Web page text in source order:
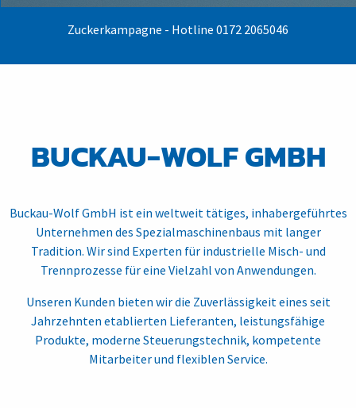
Zuckerkampagne - Hotline 0172 2065046
BUCKAU-WOLF GMBH
Buckau-Wolf GmbH ist ein weltweit tätiges, inhabergeführtes
Unternehmen des Spezialmaschinenbaus mit langer
Tradition. Wir sind Experten für industrielle Misch- und
Trennprozesse für eine Vielzahl von Anwendungen.
Unseren Kunden bieten wir die Zuverlässigkeit eines seit
Jahrzehnten etablierten Lieferanten, leistungsfähige
Produkte, moderne Steuerungstechnik, kompetente
Mitarbeiter und flexiblen Service.